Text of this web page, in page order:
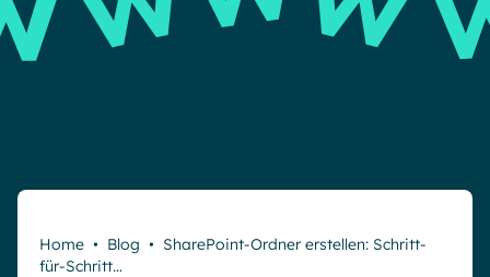
Home • Blog • SharePoint-Ordner erstellen: Schritt-
für-Schritt…